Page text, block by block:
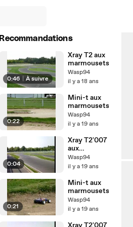
Recommandations
0:46 À suivre
Xray T2 aux
marmousets
Wasp94
il y a 18 ans
0:22
Mini-t aux
marmousets
Wasp94
il y a 19 ans
0:04
Xray T2'007
aux
Marmousets
Wasp94
il y a 19 ans
0:21
Mini-t aux
marmousets
Wasp94
il y a 19 ans